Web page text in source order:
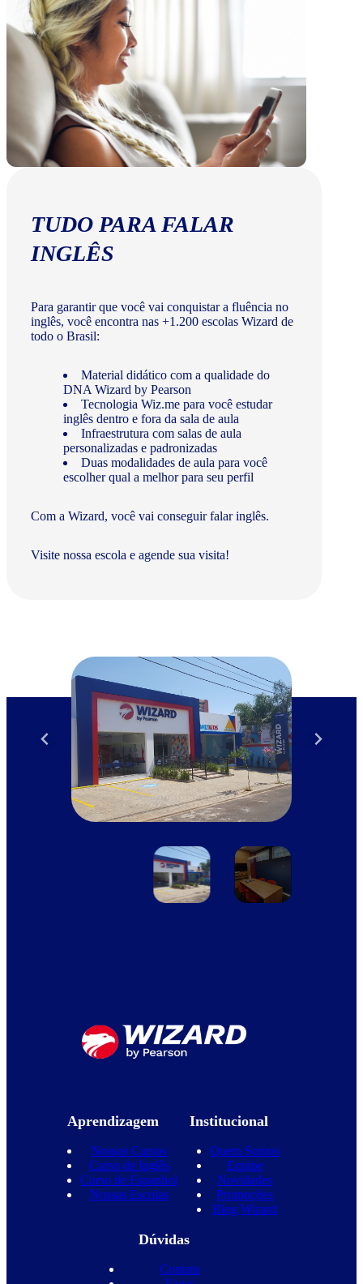
TUDO PARA FALAR
INGLÊS
Para garantir que você vai conquistar a fluência no
inglês, você encontra nas +1.200 escolas Wizard de
todo o Brasil:
Material didático com a qualidade do
DNA Wizard by Pearson
Tecnologia Wiz.me para você estudar
inglês dentro e fora da sala de aula
Infraestrutura com salas de aula
personalizadas e padronizadas
Duas modalidades de aula para você
escolher qual a melhor para seu perfil
Com a Wizard, você vai conseguir falar inglês.
Visite nossa escola e agende sua visita!
Aprendizagem
Nossos Cursos
Curso de Inglês
Curso de Espanhol
Nossas Escolas
Institucional
Quem Somos
Equipe
Novidades
Promoções
Blog Wizard
Dúvidas
Contato